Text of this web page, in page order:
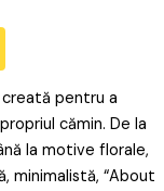
pentru a
cămin. De la
la motive florale,
minimalistă, “About